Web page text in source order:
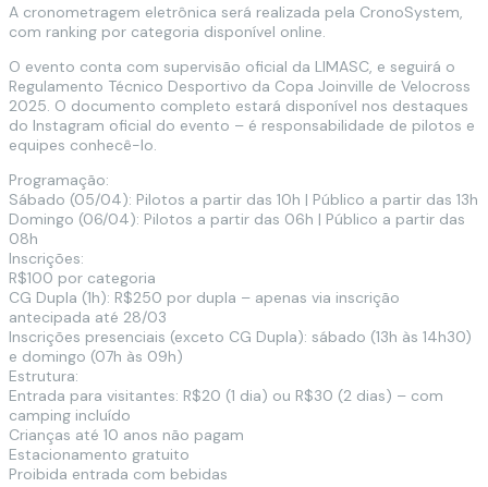
A cronometragem eletrônica será realizada pela CronoSystem,
com ranking por categoria disponível online.
O evento conta com supervisão oficial da LIMASC, e seguirá o
Regulamento Técnico Desportivo da Copa Joinville de Velocross
2025. O documento completo estará disponível nos destaques
do Instagram oficial do evento – é responsabilidade de pilotos e
equipes conhecê-lo.
Programação:
Sábado (05/04): Pilotos a partir das 10h | Público a partir das 13h
Domingo (06/04): Pilotos a partir das 06h | Público a partir das
08h
Inscrições:
R$100 por categoria
CG Dupla (1h): R$250 por dupla – apenas via inscrição
antecipada até 28/03
Inscrições presenciais (exceto CG Dupla): sábado (13h às 14h30)
e domingo (07h às 09h)
Estrutura:
Entrada para visitantes: R$20 (1 dia) ou R$30 (2 dias) – com
camping incluído
Crianças até 10 anos não pagam
Estacionamento gratuito
Proibida entrada com bebidas